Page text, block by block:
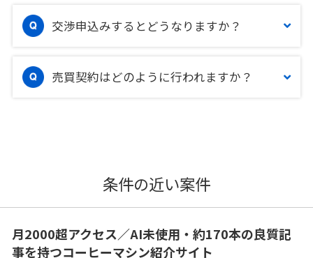
交渉申込みするとどうなりますか？
売買契約はどのように行われますか？
条件の近い案件
月2000超アクセス／AI未使用・約170本の良質記
事を持つコーヒーマシン紹介サイト